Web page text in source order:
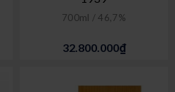
700ml / 46,7%
32.800.000₫